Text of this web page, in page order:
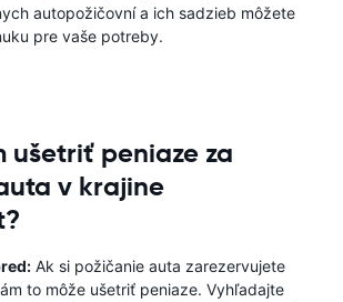
autopožičovní a ich sadzieb môžete
pre vaše potreby.
ušetriť peniaze za
v krajine
Ak si požičanie auta zarezervujete
to môže ušetriť peniaze. Vyhľadajte